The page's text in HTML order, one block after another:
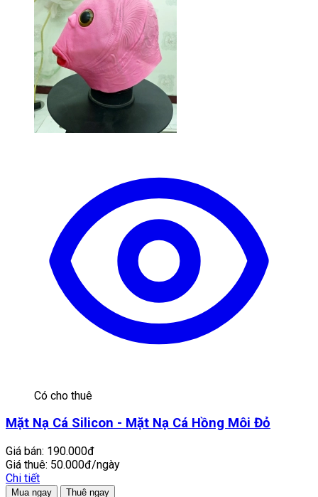
Có cho thuê
Mặt Nạ Cá Silicon - Mặt Nạ Cá Hồng Môi Đỏ
Giá bán: 190.000đ
Giá thuê: 50.000đ/ngày
Chi tiết
Mua ngay Thuê ngay